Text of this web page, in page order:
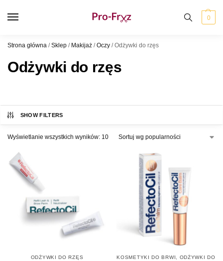
0
Strona główna /Sklep / Makijaż /Oczy /Odżywki do rzęs
Odżywki do rzęs
SHOW FILTERS
Wyświetlanie wszystkich wyników: 10
ODŻYWKI DO RZĘS KOSMETYKI DO BRWI
ODŻYWKI DO